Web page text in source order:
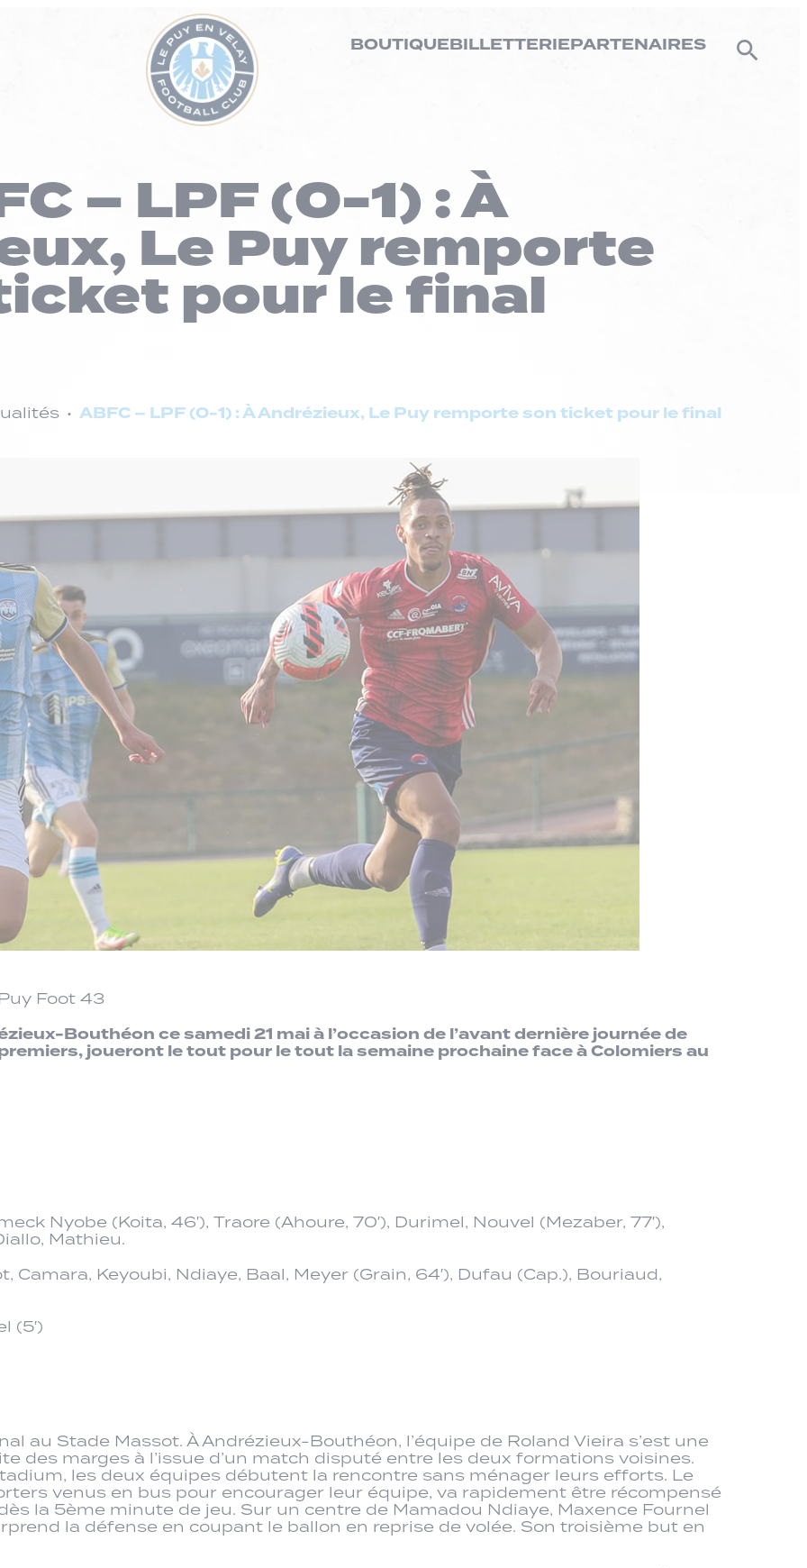
BOUTIQUEBILLETTERIEPARTENAIRES
– LPF (0-1) : À
Le Puy remporte
pour le final
ABFC – LPF (0-1) : À Andrézieux, Le Puy remporte son ticket pour le final
Foot 43
Bouthéon ce samedi 21 mai à l’occasion de l’avant dernière journée de
joueront le tout pour le tout la semaine prochaine face à Colomiers au
Nyobe (Koita, 46′), Traore (Ahoure, 70′), Durimel, Nouvel (Mezaber, 77′),
Mathieu.
Camara, Keyoubi, Ndiaye, Baal, Meyer (Grain, 64′), Dufau (Cap.), Bouriaud,
(5′)
au Stade Massot. À Andrézieux-Bouthéon, l’équipe de Roland Vieira s’est une
des marges à l’issue d’un match disputé entre les deux formations voisines.
les deux équipes débutent la rencontre sans ménager leurs efforts. Le
venus en bus pour encourager leur équipe, va rapidement être récompensé
la 5ème minute de jeu. Sur un centre de Mamadou Ndiaye, Maxence Fournel
la défense en coupant le ballon en reprise de volée. Son troisième but en